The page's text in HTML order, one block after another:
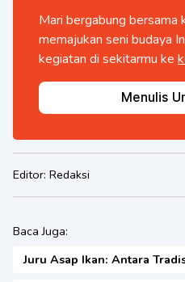
Mari bergabung bersama
memajukan seni budaya
kegiatan di sekitarmu ke
Menulis
Editor: Redaksi
Baca Juga:
Juru Asap Ikan: Antara